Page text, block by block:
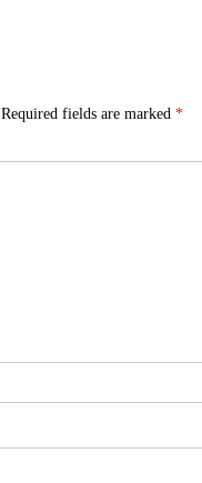
Required fields are marked *